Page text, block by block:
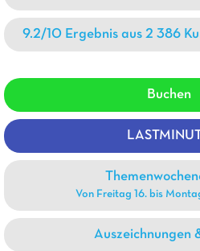
9.2/10 Ergebnis aus 2 386
Buchen
Von Freitag 16. bis
Auszeichnungen